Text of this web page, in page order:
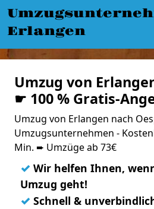
Erlangen
Umzug von
☛ 100 % Gratis-
Umzug von Erlangen nach
Umzugsunternehmen -
Min. ➨ Umzüge ab 73€
✓ Wir helfen Ihnen,
Umzug geht!
✓ Schnell &